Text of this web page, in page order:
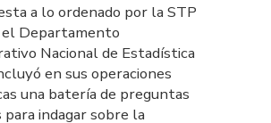
a lo ordenado por la STP
Departamento
Nacional de Estadística
en sus operaciones
una batería de preguntas
para indagar sobre la